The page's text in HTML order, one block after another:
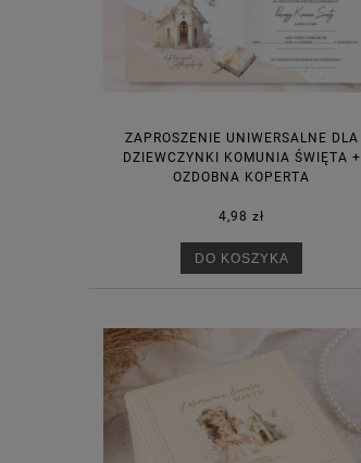
ZAPROSZENIE UNIWERSALNE DLA
DZIEWCZYNKI KOMUNIA ŚWIĘTA +
OZDOBNA KOPERTA
4,98 zł
DO KOSZYKA